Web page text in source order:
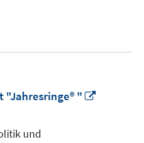
"Jahresringe® "
und